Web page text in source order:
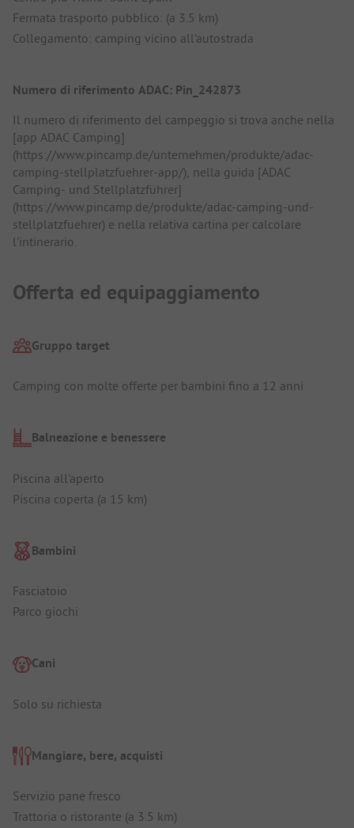
Fermata trasporto pubblico: (a 3.5 km)
Collegamento: camping vicino all'autostrada
Numero di riferimento ADAC: Pin_242873
Il numero di riferimento del campeggio si trova anche nella
[app ADAC Camping]
(https://www.pincamp.de/unternehmen/produkte/adac-
camping-stellplatzfuehrer-app/), nella guida [ADAC
Camping- und Stellplatzführer]
(https://www.pincamp.de/produkte/adac-camping-und-
stellplatzfuehrer) e nella relativa cartina per calcolare
l'intinerario.
Offerta ed equipaggiamento
Gruppo target
Camping con molte offerte per bambini fino a 12 anni
Balneazione e benessere
Piscina all'aperto
Piscina coperta (a 15 km)
Bambini
Fasciatoio
Parco giochi
Cani
Solo su richiesta
Mangiare, bere, acquisti
Servizio pane fresco
Trattoria o ristorante (a 3.5 km)